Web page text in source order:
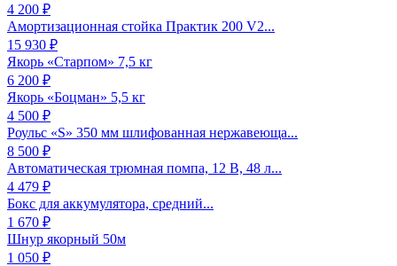
4 200 ₽
Амортизационная стойка Практик 200 V2...
15 930 ₽
Якорь «Старпом» 7,5 кг
6 200 ₽
Якорь «Боцман» 5,5 кг
4 500 ₽
Роульс «S» 350 мм шлифованная нержавеюща...
8 500 ₽
Автоматическая трюмная помпа, 12 В, 48 л...
4 479 ₽
Бокс для аккумулятора, средний...
1 670 ₽
Шнур якорный 50м
1 050 ₽